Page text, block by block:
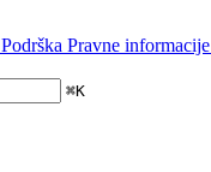
Podrška Pravne informacije
⌘K